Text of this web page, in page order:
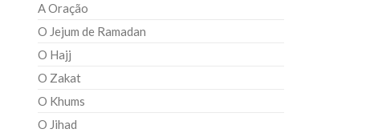
A Oração
O Jejum de Ramadan
O Hajj
O Zakat
O Khums
O Jihad